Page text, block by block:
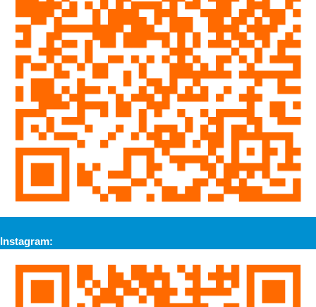
Instagram: